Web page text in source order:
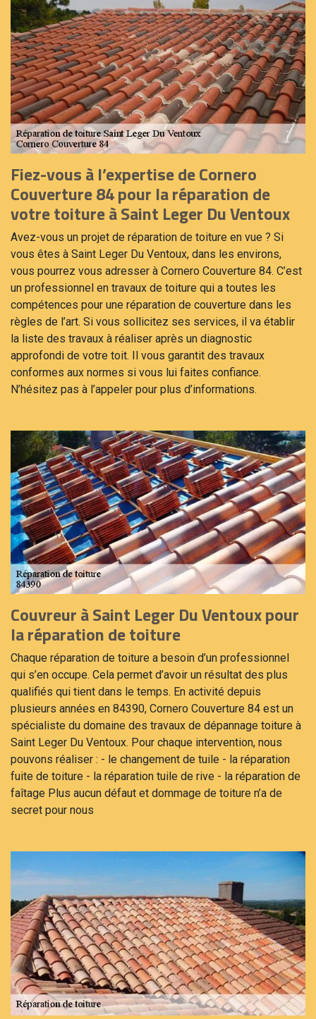
Fiez-vous à l’expertise de Cornero
Couverture 84 pour la réparation de
votre toiture à Saint Leger Du Ventoux
Avez-vous un projet de réparation de toiture en vue ? Si
vous êtes à Saint Leger Du Ventoux, dans les environs,
vous pourrez vous adresser à Cornero Couverture 84. C’est
un professionnel en travaux de toiture qui a toutes les
compétences pour une réparation de couverture dans les
règles de l’art. Si vous sollicitez ses services, il va établir
la liste des travaux à réaliser après un diagnostic
approfondi de votre toit. Il vous garantit des travaux
conformes aux normes si vous lui faites confiance.
N’hésitez pas à l’appeler pour plus d’informations.
Couvreur à Saint Leger Du Ventoux pour
la réparation de toiture
Chaque réparation de toiture a besoin d’un professionnel
qui s’en occupe. Cela permet d’avoir un résultat des plus
qualifiés qui tient dans le temps. En activité depuis
plusieurs années en 84390, Cornero Couverture 84 est un
spécialiste du domaine des travaux de dépannage toiture à
Saint Leger Du Ventoux. Pour chaque intervention, nous
pouvons réaliser : - le changement de tuile - la réparation
fuite de toiture - la réparation tuile de rive - la réparation de
faîtage Plus aucun défaut et dommage de toiture n’a de
secret pour nous